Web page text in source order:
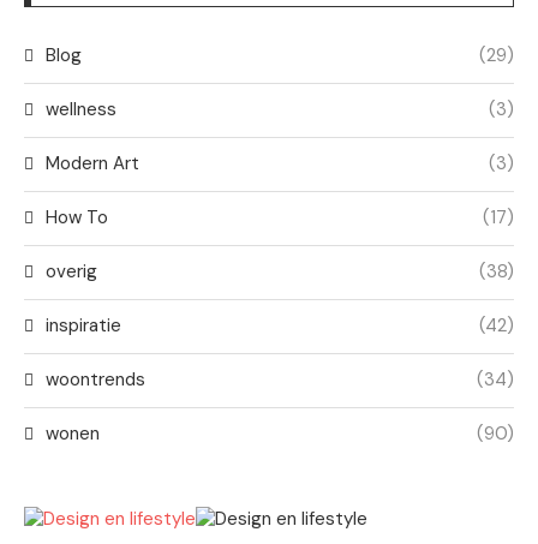
Blog (29)
wellness (3)
Modern Art (3)
How To (17)
overig (38)
inspiratie (42)
woontrends (34)
wonen (90)